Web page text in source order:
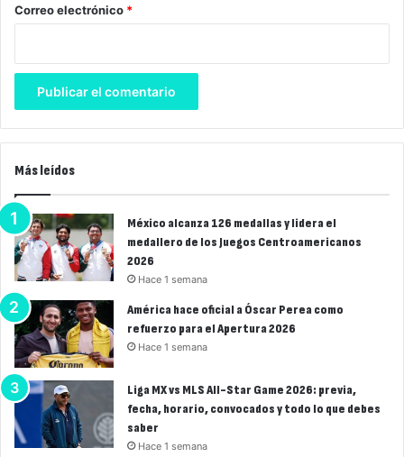
*
Correo electrónico *
Más leídos
México alcanza 126 medallas y lidera el
medallero de los Juegos Centroamericanos
2026
Hace 1 semana
América hace oficial a Óscar Perea como
refuerzo para el Apertura 2026
Hace 1 semana
Liga MX vs MLS All-Star Game 2026: previa,
fecha, horario, convocados y todo lo que debes
saber
Hace 1 semana